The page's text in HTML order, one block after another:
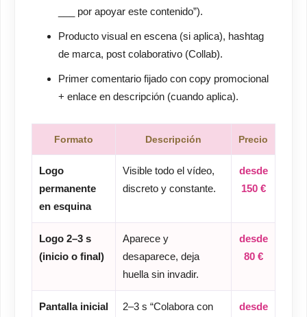
___ por apoyar este contenido”).
Producto visual en escena (si aplica), hashtag
de marca, post colaborativo (Collab).
Primer comentario fijado con copy promocional
+ enlace en descripción (cuando aplica).
Formato Descripción Precio
Logo
permanente
en esquina
Visible todo el vídeo,
discreto y constante.
desde
150 €
Logo 2–3 s
(inicio o final)
Aparece y
desaparece, deja
huella sin invadir.
desde
80 €
Pantalla inicial
2–3 s “Colabora con
desde